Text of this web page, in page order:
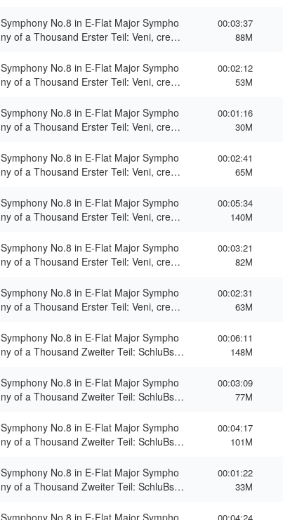
Symphony No.8 in E-Flat Major Sympho
ny of a Thousand Erster Teil: Veni, creat
00:03:37
88M
Symphony No.8 in E-Flat Major Sympho
ny of a Thousand Erster Teil: Veni, creat
00:02:12
53M
Symphony No.8 in E-Flat Major Sympho
ny of a Thousand Erster Teil: Veni, creat
g)
00:01:16
30M
Symphony No.8 in E-Flat Major Sympho
ny of a Thousand Erster Teil: Veni, creat
00:02:41
65M
Symphony No.8 in E-Flat Major Sympho
ny of a Thousand Erster Teil: Veni, creat
00:05:34
140M
Symphony No.8 in E-Flat Major Sympho
ny of a Thousand Erster Teil: Veni, creat
00:03:21
82M
Symphony No.8 in E-Flat Major Sympho
ny of a Thousand Erster Teil: Veni, creat
00:02:31
63M
Symphony No.8 in E-Flat Major Sympho
ny of a Thousand Zweiter Teil: SchluBsz
00:06:11
148M
Symphony No.8 in E-Flat Major Sympho
ny of a Thousand Zweiter Teil: SchluBsz
egro moderato)
00:03:09
77M
Symphony No.8 in E-Flat Major Sympho
ny of a Thousand Zweiter Teil: SchluBsz
o: Waldung, sie schwankt heran
00:04:17
101M
Symphony No.8 in E-Flat Major Sympho
ny of a Thousand Zweiter Teil: SchluBsz
s: Ewiger Wonnebrand
00:01:22
33M